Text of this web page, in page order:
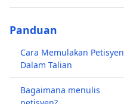
Panduan
Cara Memulakan Petisyen
Dalam Talian
Bagaimana menulis